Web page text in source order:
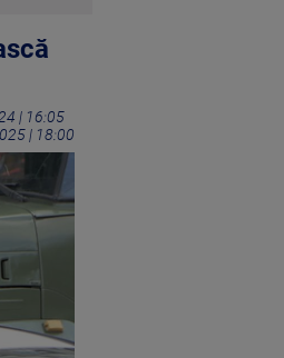
| 16:05
| 18:00